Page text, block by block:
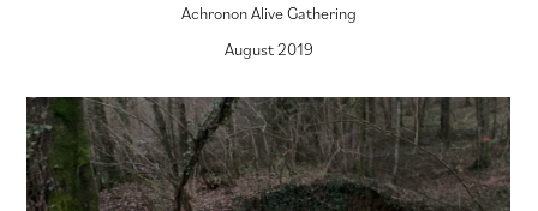
Achronon Alive Gathering
August 2019